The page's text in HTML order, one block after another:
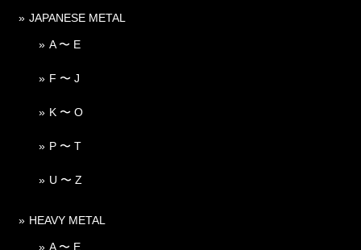
JAPANESE METAL
A 〜 E
F 〜 J
K 〜 O
P 〜 T
U 〜 Z
HEAVY METAL
A 〜 E